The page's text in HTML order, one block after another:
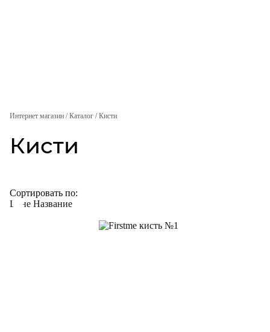
Интернет магазин /Каталог /Кисти
Кисти
Сортировать по:
Цене Название